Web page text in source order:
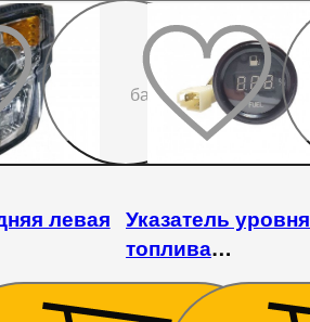
бажаного
левая Указатель уровня
топлива
DW244ATM/AHT